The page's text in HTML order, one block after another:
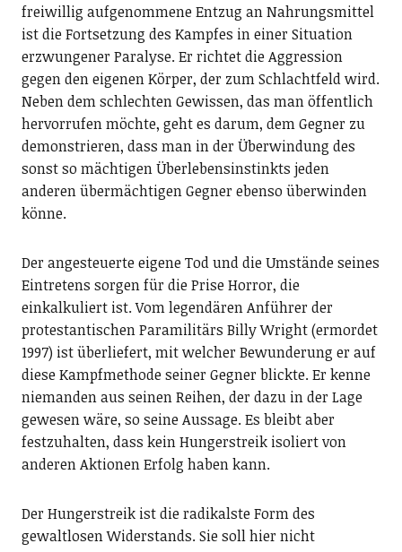
freiwillig aufgenommene Entzug an Nahrungsmittel
ist die Fortsetzung des Kampfes in einer Situation
erzwungener Paralyse. Er richtet die Aggression
gegen den eigenen Körper, der zum Schlachtfeld wird.
Neben dem schlechten Gewissen, das man öffentlich
hervorrufen möchte, geht es darum, dem Gegner zu
demonstrieren, dass man in der Überwindung des
sonst so mächtigen Überlebensinstinkts jeden
anderen übermächtigen Gegner ebenso überwinden
könne.
Der angesteuerte eigene Tod und die Umstände seines
Eintretens sorgen für die Prise Horror, die
einkalkuliert ist. Vom legendären Anführer der
protestantischen Paramilitärs Billy Wright (ermordet
1997) ist überliefert, mit welcher Bewunderung er auf
diese Kampfmethode seiner Gegner blickte. Er kenne
niemanden aus seinen Reihen, der dazu in der Lage
gewesen wäre, so seine Aussage. Es bleibt aber
festzuhalten, dass kein Hungerstreik isoliert von
anderen Aktionen Erfolg haben kann.
Der Hungerstreik ist die radikalste Form des
gewaltlosen Widerstands. Sie soll hier nicht